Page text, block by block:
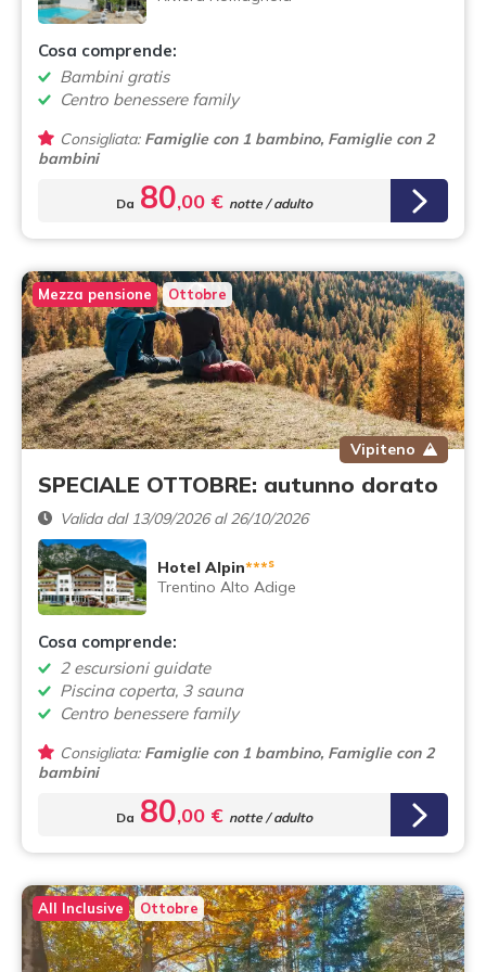
Cosa comprende:
Bambini gratis
Centro benessere family
Consigliata:Famiglie con 1 bambino, Famiglie con 2
bambini
Da 80,00 € notte / adulto
Mezza pensione Ottobre
Vipiteno
SPECIALE OTTOBRE: autunno dorato
Valida dal 13/09/2026 al 26/10/2026
Hotel Alpin***s
Trentino Alto Adige
Cosa comprende:
2 escursioni guidate
Piscina coperta, 3 sauna
Centro benessere family
Consigliata:Famiglie con 1 bambino, Famiglie con 2
bambini
Da 80,00 € notte / adulto
All Inclusive Ottobre